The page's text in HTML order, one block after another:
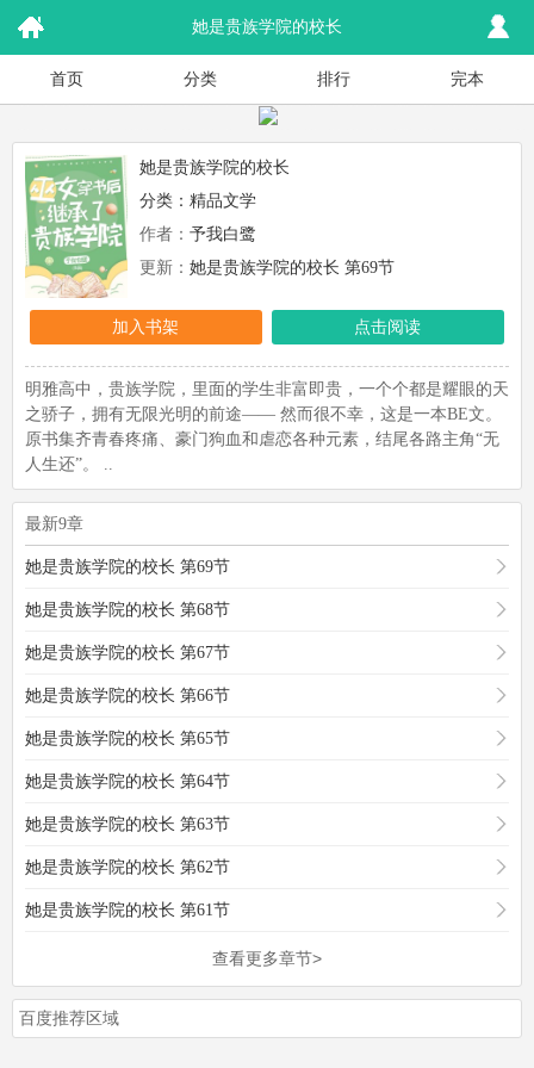
她是贵族学院的校长
首页 分类 排行 完本
她是贵族学院的校长
分类： 精品文学
作者： 予我白鹭
更新： 她是贵族学院的校长 第69节
加入书架 点击阅读
明雅高中，贵族学院，里面的学生非富即贵，一个个都是耀眼的天
之骄子，拥有无限光明的前途—— 然而很不幸，这是一本BE文。
原书集齐青春疼痛、豪门狗血和虐恋各种元素，结尾各路主角“无
人生还”。 ..
最新9章
她是贵族学院的校长 第69节
她是贵族学院的校长 第68节
她是贵族学院的校长 第67节
她是贵族学院的校长 第66节
她是贵族学院的校长 第65节
她是贵族学院的校长 第64节
她是贵族学院的校长 第63节
她是贵族学院的校长 第62节
她是贵族学院的校长 第61节
查看更多章节>
百度推荐区域